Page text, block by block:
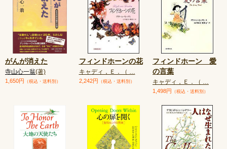
がんが消えた
寺山心一翁(著)
1,650円 （税込・送料別）
フィンドホーンの花
キャディ，Ｅ．（ …
2,242円 （税込・送料別）
フィンドホーン 愛
の言葉
キャディ，Ｅ．（ …
1,498円 （税込・送料別）